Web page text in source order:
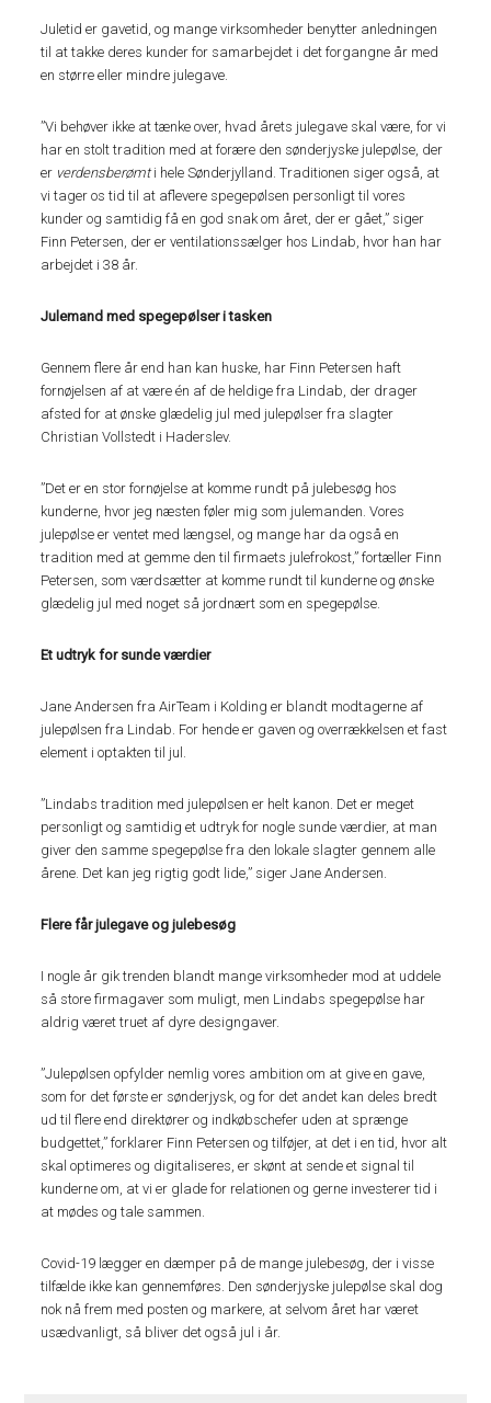
Juletid er gavetid, og mange virksomheder benytter anledningen
til at takke deres kunder for samarbejdet i det forgangne år med
en større eller mindre julegave.
”Vi behøver ikke at tænke over, hvad årets julegave skal være, for vi
har en stolt tradition med at forære den sønderjyske julepølse, der
er verdensberømti hele Sønderjylland. Traditionen siger også, at
vi tager os tid til at aflevere spegepølsen personligt til vores
kunder og samtidig få en god snak om året, der er gået,” siger
Finn Petersen, der er ventilationssælger hos Lindab, hvor han har
arbejdet i 38 år.
Julemand med spegepølser i tasken
Gennem flere år end han kan huske, har Finn Petersen haft
fornøjelsen af at være én af de heldige fra Lindab, der drager
afsted for at ønske glædelig jul med julepølser fra slagter
Christian Vollstedt i Haderslev.
”Det er en stor fornøjelse at komme rundt på julebesøg hos
kunderne, hvor jeg næsten føler mig som julemanden. Vores
julepølse er ventet med længsel, og mange har da også en
tradition med at gemme den til firmaets julefrokost,” fortæller Finn
Petersen, som værdsætter at komme rundt til kunderne og ønske
glædelig jul med noget så jordnært som en spegepølse.
Et udtryk for sunde værdier
Jane Andersen fra AirTeam i Kolding er blandt modtagerne af
julepølsen fra Lindab. For hende er gaven og overrækkelsen et fast
element i optakten til jul.
”Lindabs tradition med julepølsen er helt kanon. Det er meget
personligt og samtidig et udtryk for nogle sunde værdier, at man
giver den samme spegepølse fra den lokale slagter gennem alle
årene. Det kan jeg rigtig godt lide,” siger Jane Andersen.
Flere får julegave og julebesøg
I nogle år gik trenden blandt mange virksomheder mod at uddele
så store firmagaver som muligt, men Lindabs spegepølse har
aldrig været truet af dyre designgaver.
”Julepølsen opfylder nemlig vores ambition om at give en gave,
som for det første er sønderjysk, og for det andet kan deles bredt
ud til flere end direktører og indkøbschefer uden at sprænge
budgettet,” forklarer Finn Petersen og tilføjer, at det i en tid, hvor alt
skal optimeres og digitaliseres, er skønt at sende et signal til
kunderne om, at vi er glade for relationen og gerne investerer tid i
at mødes og tale sammen.
Covid-19 lægger en dæmper på de mange julebesøg, der i visse
tilfælde ikke kan gennemføres. Den sønderjyske julepølse skal dog
nok nå frem med posten og markere, at selvom året har været
usædvanligt, så bliver det også jul i år.